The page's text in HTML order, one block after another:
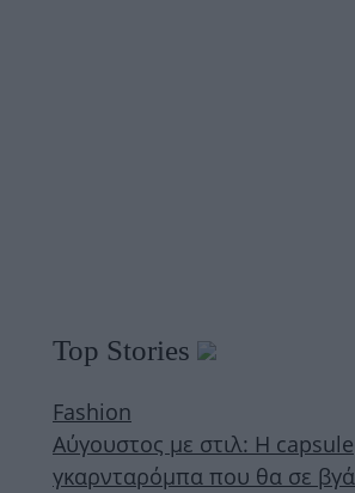
Top Stories
Fashion
Αύγουστος με στιλ: Η capsule
γκαρνταρόμπα που θα σε